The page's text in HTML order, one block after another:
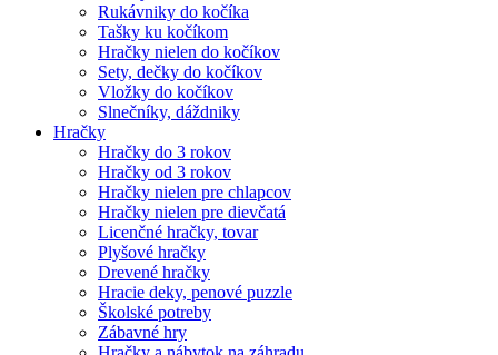
Rukávniky do kočíka
Tašky ku kočíkom
Hračky nielen do kočíkov
Sety, dečky do kočíkov
Vložky do kočíkov
Slnečníky, dáždniky
Hračky
Hračky do 3 rokov
Hračky od 3 rokov
Hračky nielen pre chlapcov
Hračky nielen pre dievčatá
Licenčné hračky, tovar
Plyšové hračky
Drevené hračky
Hracie deky, penové puzzle
Školské potreby
Zábavné hry